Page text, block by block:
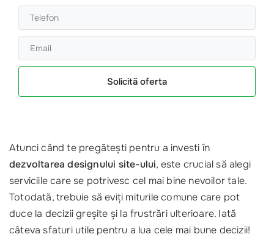
Solicită oferta
Atunci când te pregătești pentru a investi în
dezvoltarea designului site-ului, este crucial să alegi
serviciile care se potrivesc cel mai bine nevoilor tale.
Totodată, trebuie să eviți miturile comune care pot
duce la decizii greșite și la frustrări ulterioare. Iată
câteva sfaturi utile pentru a lua cele mai bune decizii!